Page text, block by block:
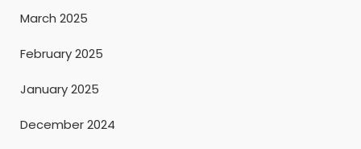
March 2025
February 2025
January 2025
December 2024